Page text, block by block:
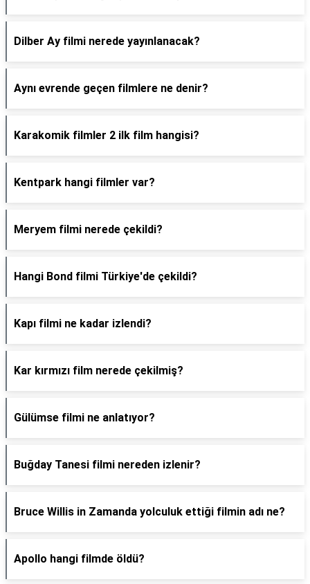
Dilber Ay filmi nerede yayınlanacak?
Aynı evrende geçen filmlere ne denir?
Karakomik filmler 2 ilk film hangisi?
Kentpark hangi filmler var?
Meryem filmi nerede çekildi?
Hangi Bond filmi Türkiye'de çekildi?
Kapı filmi ne kadar izlendi?
Kar kırmızı film nerede çekilmiş?
Gülümse filmi ne anlatıyor?
Buğday Tanesi filmi nereden izlenir?
Bruce Willis in Zamanda yolculuk ettiği filmin adı ne?
Apollo hangi filmde öldü?